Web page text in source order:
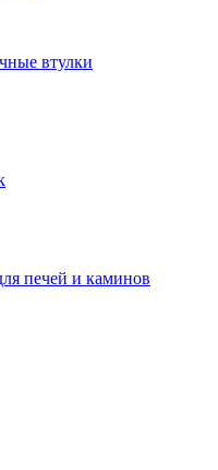
втулки
печей и каминов